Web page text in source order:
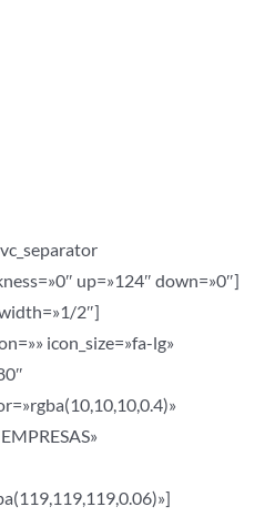
up=»124″ down=»0″]
2″]
icon_size=»fa-lg»